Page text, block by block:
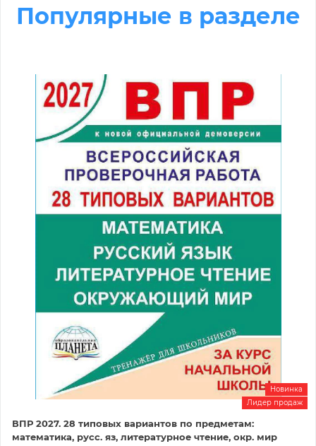
Популярные в разделе
Новинка
Лидер продаж
ВПР 2027. 28 типовых вариантов по предметам:
математика, русс. яз, литературное чтение, окр. мир